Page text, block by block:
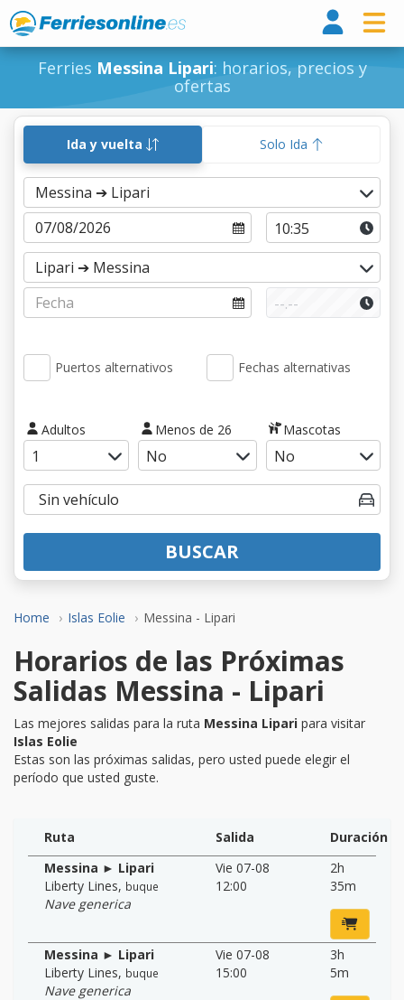
Ferries Messina Lipari: horarios, precios y
ofertas
Home Islas Eolie Messina - Lipari
Ida y vuelta Solo Ida
Puertos alternativos Fechas alternativas
Adultos Menos de 26 Mascotas
BUSCAR
Horarios de las Próximas
Salidas Messina - Lipari
Las mejores salidas para la ruta Messina Lipari para visitar
Islas Eolie
Estas son las próximas salidas, pero usted puede elegir el
período que usted guste.
Ruta Salida
Duración
Messina ► Lipari
Liberty Lines, buque
Nave generica
Vie 07-08
12:00
2h
35m
Messina ► Lipari
Liberty Lines, buque
Nave generica
Vie 07-08
15:00
3h
5m